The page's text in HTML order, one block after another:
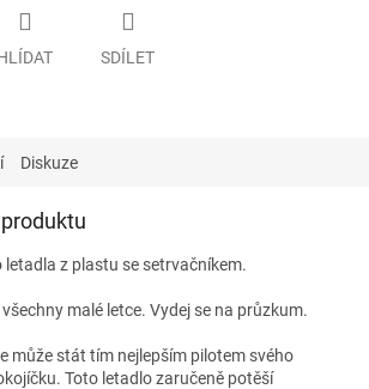
SDÍLET
Diskuze
z plastu se setrvačníkem.
malé letce. Vydej se na průzkum.
může stát tím nejlepším pilotem svého
Toto letadlo zaručeně potěší